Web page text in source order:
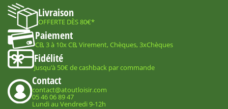
Livraison
OFFERTE DÈS 80€*
Paiement
CB, 3 à 10x CB, Virement, Chèques, 3xChèques
Fidélité
Jusqu'à 50€ de cashback par commande
Contact
contact@atoutloisir.com
05 46 06 89 47
Lundi au Vendredi 9-12h